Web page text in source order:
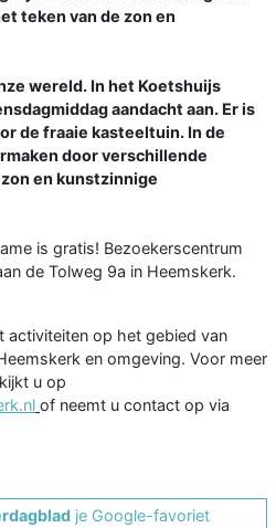
teken van de zon en
wereld. In het Koetshuijs
aandacht aan. Er is
de fraaie kasteeltuin. In de
door verschillende
en kunstzinnige
is gratis! Bezoekerscentrum
de Tolweg 9a in Heemskerk.
activiteiten op het gebied van
en omgeving. Voor meer
u op
of neemt u contact op via
je Google-favoriet